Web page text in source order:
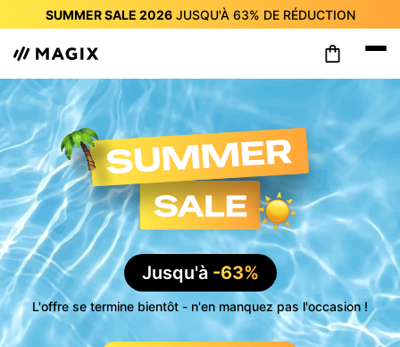
SUMMER SALE 2026JUSQU'À 63% DE RÉDUCTION
SUMMER SALE 2026
DE RÉDUCTION
SUMMER SALE 2026
JUSQU'À
SUMMER SALE 2026 JUSQU'À63%
SUMMER SALE 2026
JUSQU'À63%DE RÉDUCTION
SUMMER SALE 2026JUSQU'À 63%DE RÉDUCTION
Jusqu'à -63%
L'offre se termine bientôt - n'en manquez pas l'occasion !